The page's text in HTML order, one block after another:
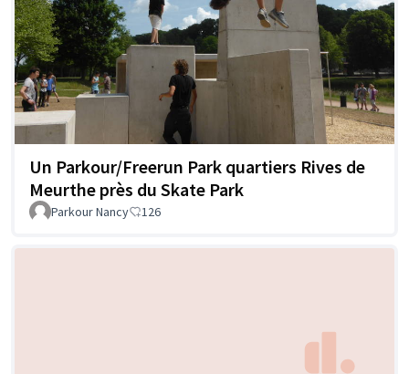
Un Parkour/Freerun Park quartiers Rives de
Meurthe près du Skate Park
Parkour Nancy 126